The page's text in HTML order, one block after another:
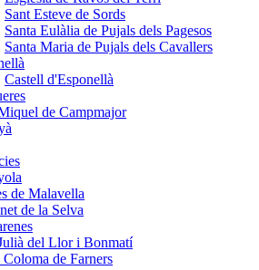
Sant Esteve de Sords
Santa Eulàlia de Pujals dels Pagesos
Santa Maria de Pujals dels Cavallers
Castell d'Esponellà
de Campmajor
de Malavella
de la Selva
del Llor i Bonmatí
Coloma de Farners